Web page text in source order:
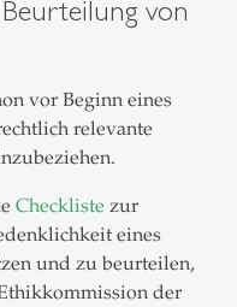
von
vor Beginn eines
relevante
Checkliste zur
eines
und zu beurteilen,
der